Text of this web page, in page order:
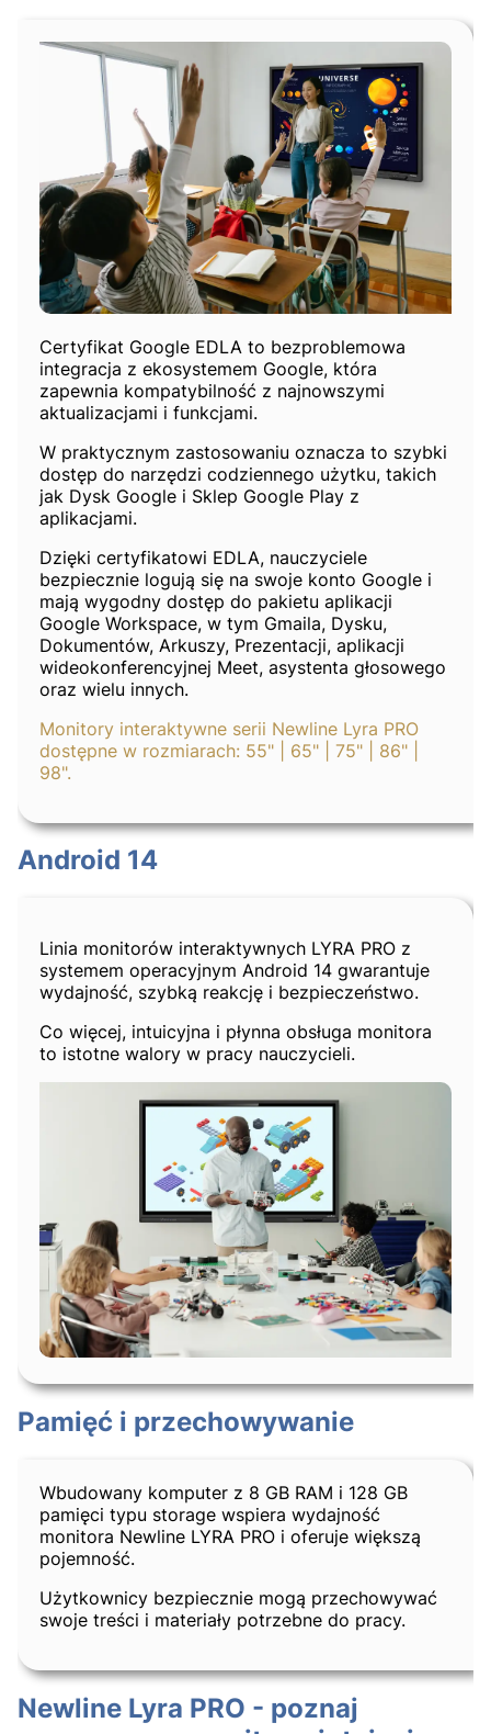
Certyfikat Google EDLA to bezproblemowa
integracja z ekosystemem Google, która
zapewnia kompatybilność z najnowszymi
aktualizacjami i funkcjami.
W praktycznym zastosowaniu oznacza to szybki
dostęp do narzędzi codziennego użytku, takich
jak Dysk Google i Sklep Google Play z
aplikacjami.
Dzięki certyfikatowi EDLA, nauczyciele
bezpiecznie logują się na swoje konto Google i
mają wygodny dostęp do pakietu aplikacji
Google Workspace, w tym Gmaila, Dysku,
Dokumentów, Arkuszy, Prezentacji, aplikacji
wideokonferencyjnej Meet, asystenta głosowego
oraz wielu innych.
Monitory interaktywne serii Newline Lyra PRO
dostępne w rozmiarach: 55" | 65" | 75" | 86" |
98".
Android 14
Linia monitorów interaktywnych LYRA PRO z
systemem operacyjnym Android 14 gwarantuje
wydajność, szybką reakcję i bezpieczeństwo.
Co więcej, intuicyjna i płynna obsługa monitora
to istotne walory w pracy nauczycieli.
Pamięć i przechowywanie
Wbudowany komputer z 8 GB RAM i 128 GB
pamięci typu storage wspiera wydajność
monitora Newline LYRA PRO i oferuje większą
pojemność.
Użytkownicy bezpiecznie mogą przechowywać
swoje treści i materiały potrzebne do pracy.
Newline Lyra PRO - poznaj